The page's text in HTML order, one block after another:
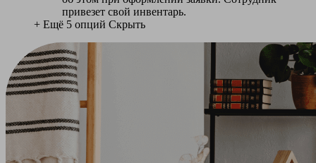
привезет свой инвентарь.
+ Ещё 5 опций Скрыть